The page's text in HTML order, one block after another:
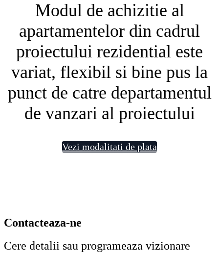
Modul de achizitie al
apartamentelor din cadrul
proiectului rezidential este
variat, flexibil si bine pus la
punct de catre departamentul
de vanzari al proiectului
Vezi modalitati de plata
Contacteaza-ne
Cere detalii sau programeaza vizionare